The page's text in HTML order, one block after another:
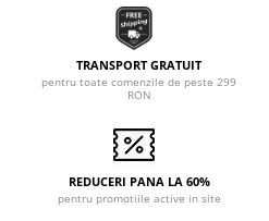
TRANSPORT GRATUIT
pentru toate comenzile de peste 299
RON
REDUCERI PANA LA 60%
pentru promotiile active in site